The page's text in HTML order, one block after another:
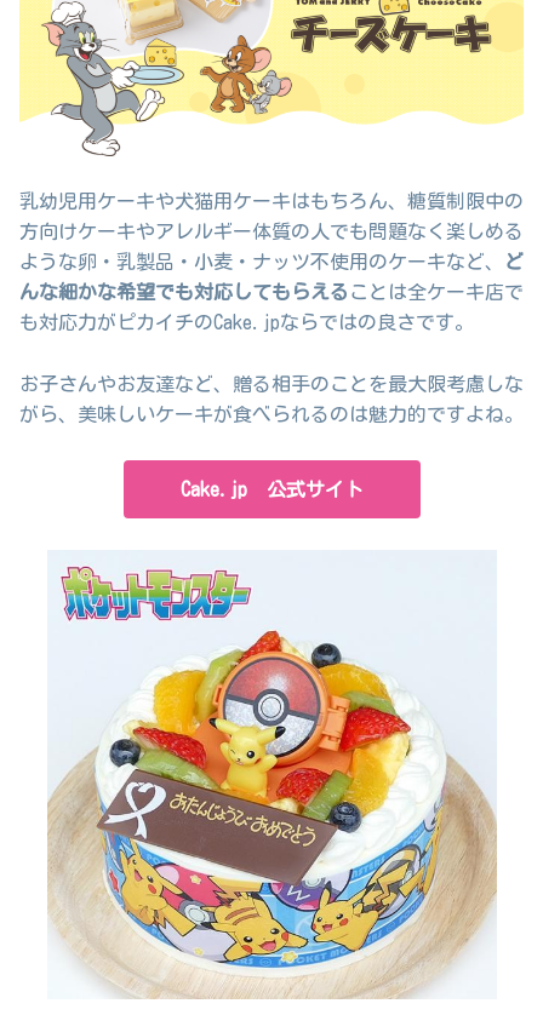
乳幼児用ケーキや犬猫用ケーキはもちろん、糖質制限中の
方向けケーキやアレルギー体質の人でも問題なく楽しめる
ような卵・乳製品・小麦・ナッツ不使用のケーキなど、
ど
んな細かな希望でも対応してもらえる ことは全ケーキ店で
も対応力がピカイチのCake.jpならではの良さです。
お子さんやお友達など、贈る相手のことを最大限考慮しな
がら、美味しいケーキが食べられるのは魅力的ですよね。
Cake.jp 公式サイト